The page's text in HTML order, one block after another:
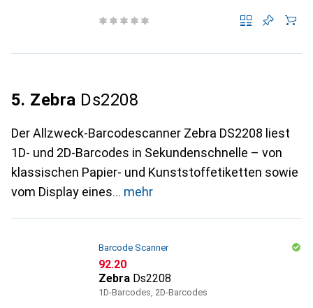
5. Zebra Ds2208
Der Allzweck-Barcodescanner Zebra DS2208 liest
1D- und 2D-Barcodes in Sekundenschnelle – von
klassischen Papier- und Kunststoffetiketten sowie
vom Display eines
mehr
Barcode Scanner
CHF
92.20
Zebra Ds2208
1D-Barcodes, 2D-Barcodes